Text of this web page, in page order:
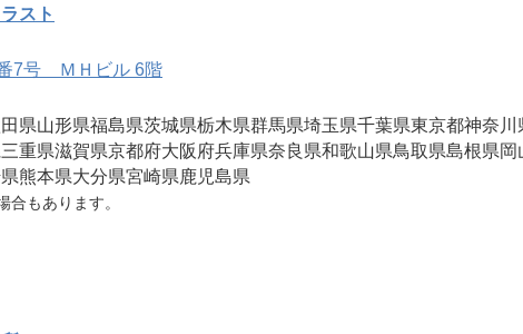
スト
7号 ＭＨビル 6階
県山形県福島県茨城県栃木県群馬県埼玉県千葉県東京都神奈川
三重県滋賀県京都府大阪府兵庫県奈良県和歌山県鳥取県島根県岡
熊本県大分県宮崎県鹿児島県
もあります。